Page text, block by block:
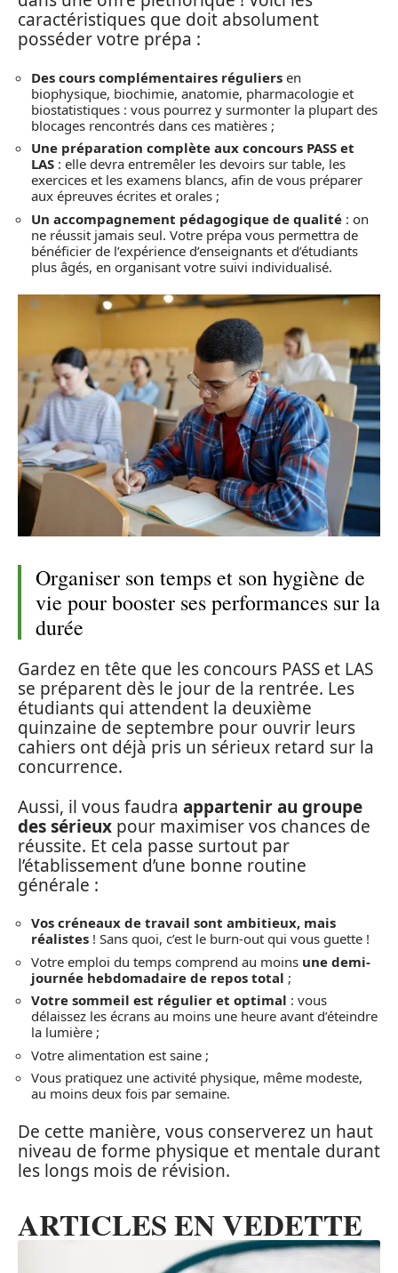
caractéristiques que doit absolument
posséder votre prépa :
Des cours complémentaires réguliers en
biophysique, biochimie, anatomie, pharmacologie et
biostatistiques : vous pourrez y surmonter la plupart des
blocages rencontrés dans ces matières ;
Une préparation complète aux concours PASS et
LAS : elle devra entremêler les devoirs sur table, les
exercices et les examens blancs, afin de vous préparer
aux épreuves écrites et orales ;
Un accompagnement pédagogique de qualité : on
ne réussit jamais seul. Votre prépa vous permettra de
bénéficier de l’expérience d’enseignants et d’étudiants
plus âgés, en organisant votre suivi individualisé.
Organiser son temps et son hygiène de
vie pour booster ses performances sur la
durée
Gardez en tête que les concours PASS et LAS
se préparent dès le jour de la rentrée. Les
étudiants qui attendent la deuxième
quinzaine de septembre pour ouvrir leurs
cahiers ont déjà pris un sérieux retard sur la
concurrence.
Aussi, il vous faudra appartenir au groupe
des sérieux pour maximiser vos chances de
réussite. Et cela passe surtout par
l’établissement d’une bonne routine
générale :
Vos créneaux de travail sont ambitieux, mais
réalistes ! Sans quoi, c’est le burn-out qui vous guette !
Votre emploi du temps comprend au moins une demi-
journée hebdomadaire de repos total ;
Votre sommeil est régulier et optimal : vous
délaissez les écrans au moins une heure avant d’éteindre
la lumière ;
Votre alimentation est saine ;
Vous pratiquez une activité physique, même modeste,
au moins deux fois par semaine.
De cette manière, vous conserverez un haut
niveau de forme physique et mentale durant
les longs mois de révision.
ARTICLES EN VEDETTE